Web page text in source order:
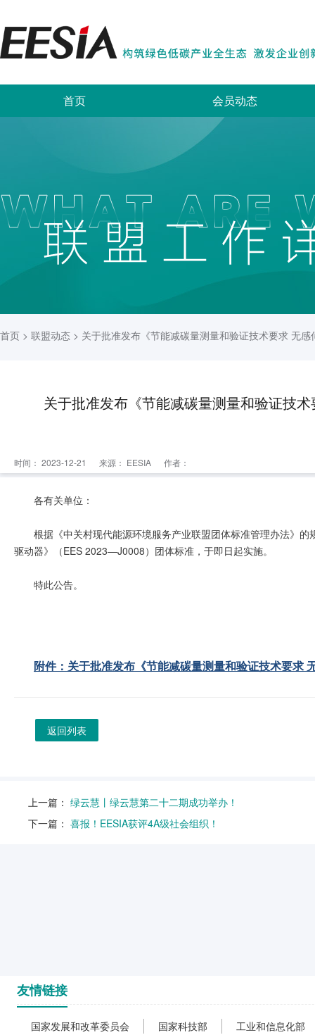
首页 会员动态
首页 > 联盟动态 > 关于批准发布《节能减碳量测量和验证技术要求 无
关于批准发布《节能减碳量测量和验证技
时间： 2023-12-21 来源： EESIA 作者：
各有关单位：
根据《中关村现代能源环境服务产业联盟团体标准管理办法》
驱动器》（EES 2023—J0008）团体标准，于即日起实施。
特此公告。
附件：关于批准发布《节能减碳量测量和验证技术要求
返回列表
上一篇： 绿云慧丨绿云慧第二十二期成功举办！
下一篇： 喜报！EESIA获评4A级社会组织！
友情链接
国家发展和改革委员会 国家科技部 工业和信息化部